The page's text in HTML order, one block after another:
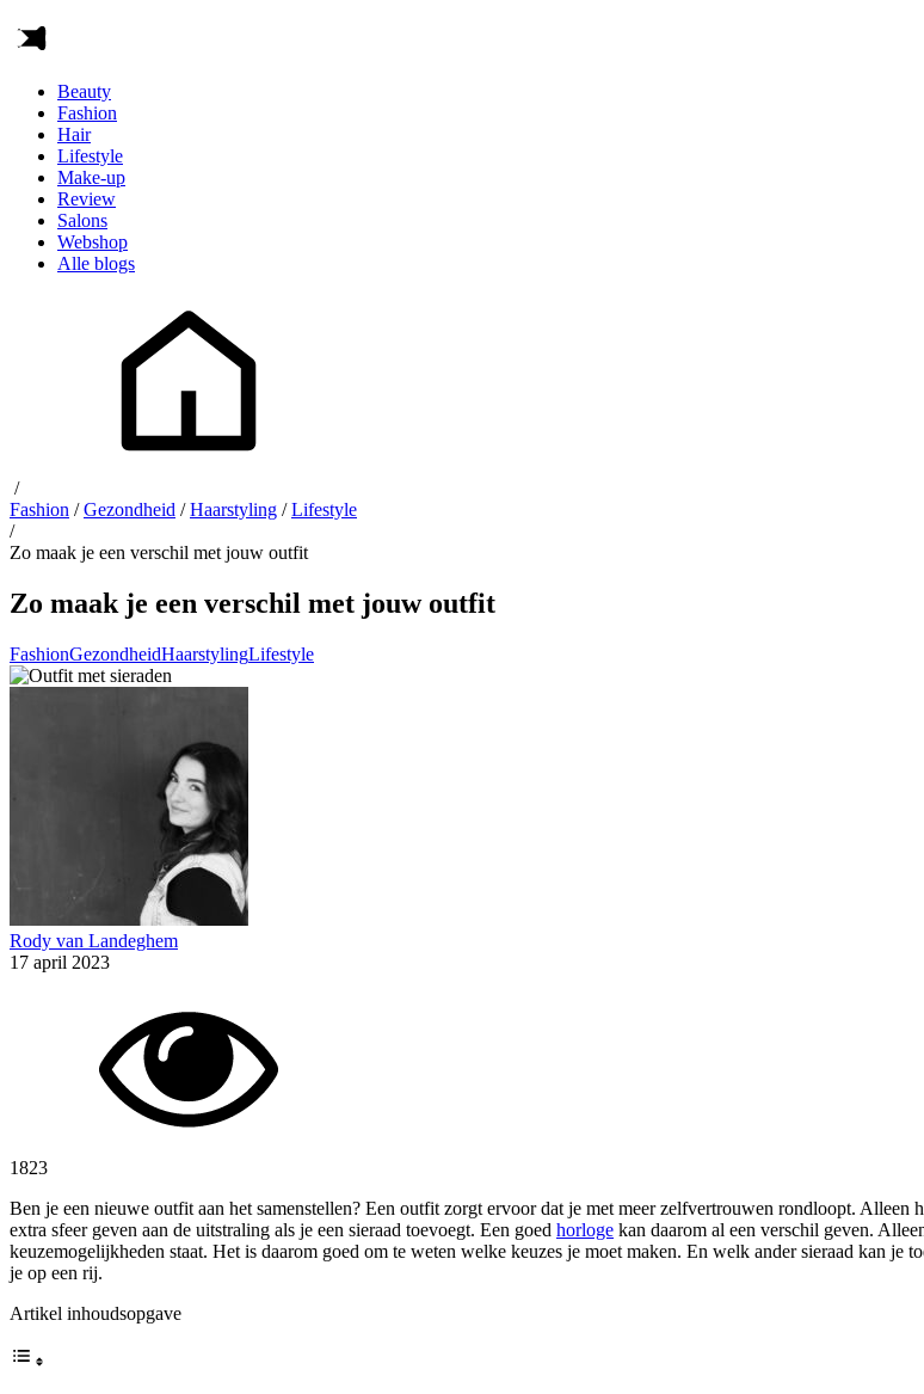
Beauty
Fashion
Hair
Lifestyle
Make-up
Review
Salons
Webshop
Alle blogs
/
Fashion /Gezondheid /Haarstyling /Lifestyle
/
Zo maak je een verschil met jouw outfit
Zo maak je een verschil met jouw outfit
FashionGezondheidHaarstylingLifestyle
Rody van Landeghem
17 april 2023
1823
Ben je een nieuwe outfit aan het samenstellen? Een outfit zorgt ervoor dat je met meer zelfvertrouwen rondloopt.
extra sfeer geven aan de uitstraling als je een sieraad toevoegt. Een goed horloge kan daarom al een verschil geven.
keuzemogelijkheden staat. Het is daarom goed om te weten welke keuzes je moet maken. En welk ander sieraad kan
je op een rij.
Artikel inhoudsopgave